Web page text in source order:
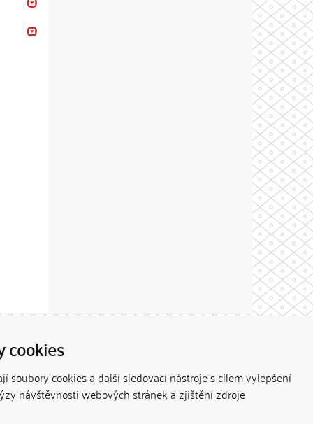
cookies
soubory cookies a další sledovací nástroje s cílem vylepšení
návštěvnosti webových stránek a zjištění zdroje